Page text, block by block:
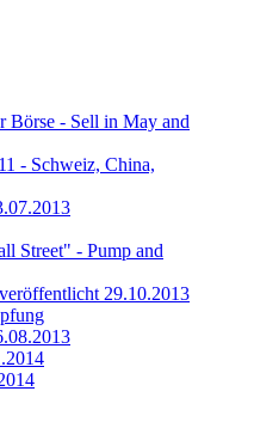
Börse - Sell in May and
- Schweiz, China,
Street" - Pump and
29.10.2013